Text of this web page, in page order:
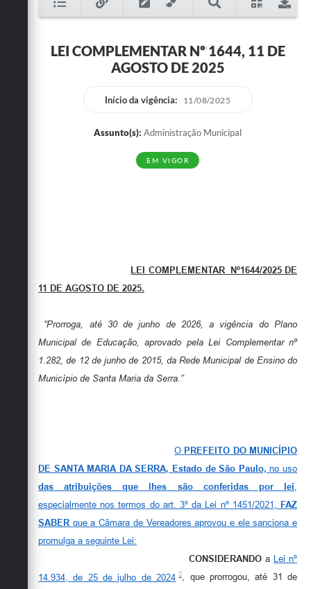
Emprega
LEI COMPLEMENTAR Nº 1644, 11 DE
AGOSTO DE 2025
Início da vigência: 11/08/2025
Assunto(s): Administração Municipal
EM VIGOR
LEI COMPLEMENTAR Nº1644/2025 DE
11 DE AGOSTO DE 2025.
“Prorroga, até 30 de junho de 2026, a vigência do Plano
Municipal de Educação, aprovado pela Lei Complementar nº
1.282, de 12 de junho de 2015, da Rede Municipal de Ensino do
Município de Santa Maria da Serra.”
O PREFEITO DO MUNICÍPIO
DE SANTA MARIA DA SERRA, Estado de São Paulo,no uso
das atribuições que lhes são conferidas por lei,
especialmente nos termos do art. 3º da Lei nº 1451/2021, FAZ
SABER que a Câmara de Vereadores aprovou e ele sanciona e
promulga a seguinte Lei:
CONSIDERANDOa Lei nº
14.934, de 25 de julho de 2024
, que prorrogou, até 31 de